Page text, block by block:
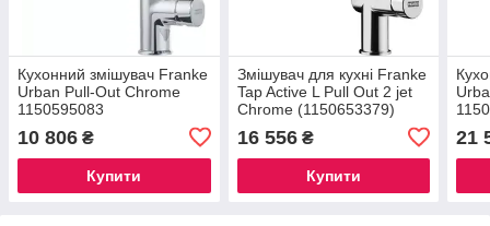
Кухонний змішувач Franke
Urban Pull-Out Chrome
1150595083
10 806 ₴
Купити
Змішувач для кухні Franke
Tap Active L Pull Out 2 jet
Chrome (1150653379)
16 556₴
Купити
21